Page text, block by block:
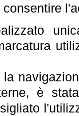
la
è